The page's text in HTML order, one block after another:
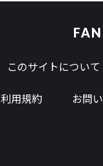
このサイトについて
利用規約 お問